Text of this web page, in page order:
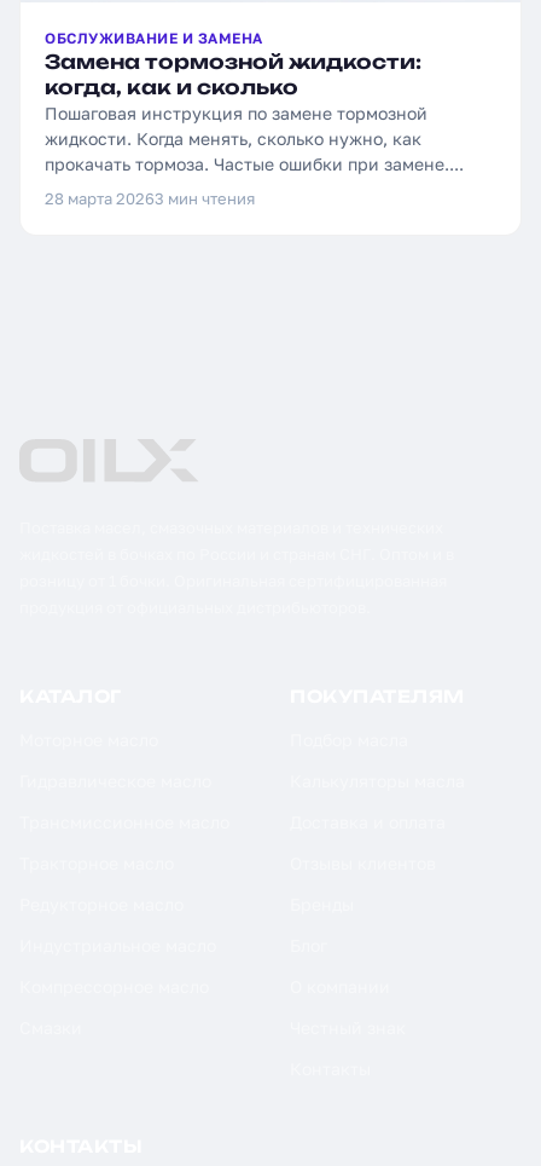
ОБСЛУЖИВАНИЕ И ЗАМЕНА
Замена тормозной жидкости:
когда, как и сколько
Пошаговая инструкция по замене тормозной
жидкости. Когда менять, сколько нужно, как
прокачать тормоза. Частые ошибки при замене....
28 марта 20263 мин чтения